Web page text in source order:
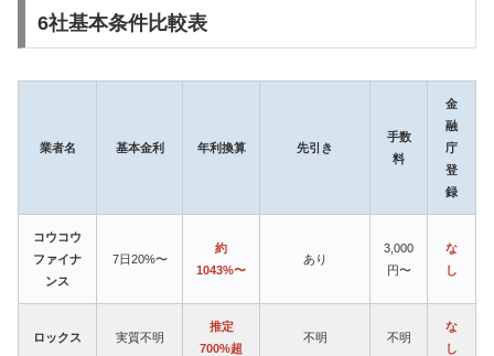
6社基本条件比較表
業者名 基本金利 年利換算 先引き
手数
料
金
融
庁
登
録
コウコウ
ファイナ
ンス
7日20%〜
約
1043%〜
あり
3,000
円〜
な
し
ロックス 実質不明
推定
700%超
不明 不明
な
し